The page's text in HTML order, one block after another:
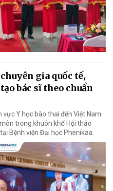
gia quốc tế,
bác sĩ theo chuẩn
Y học bào thai đến Việt Nam
trong khuôn khổ Hội thảo
Bệnh viện Đại học Phenikaa.